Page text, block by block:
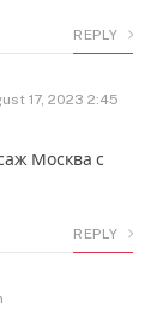
REPLY
17, 2023 2:45
Москва с
REPLY